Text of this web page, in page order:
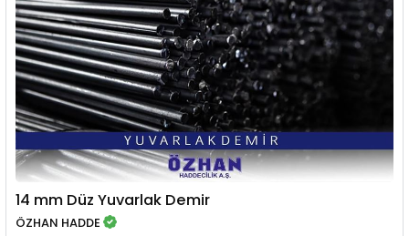
14 mm Düz Yuvarlak Demir
ÖZHAN HADDE